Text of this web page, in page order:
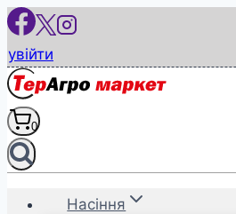
Перейти
вмісту
увійти
0
Насіння